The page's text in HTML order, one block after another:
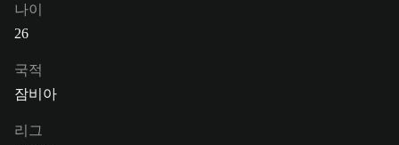
나이
26
국적
잠비아
리그